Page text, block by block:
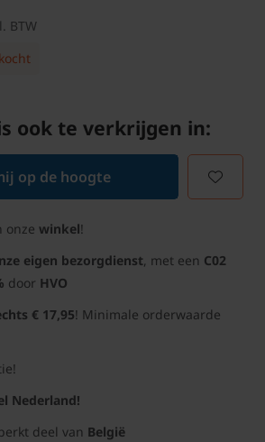
BTW
ook te verkrijgen in:
op de hoogte
onze winkel!
eigen bezorgdienst, met een C02
door HVO
€ 17,95! Minimale orderwaarde
Nederland!
deel van België